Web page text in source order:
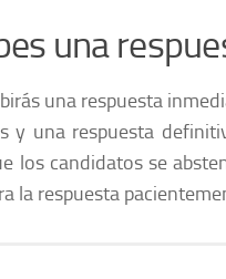
una
una respuesta
y una respuesta
los candidatos se
la respuesta